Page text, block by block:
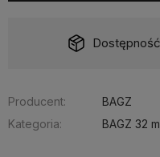
Producent:
BAGZ
Kategoria:
BAGZ 32